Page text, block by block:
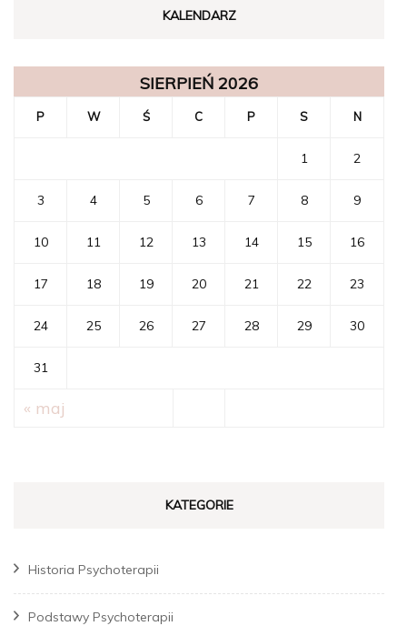
KALENDARZ
SIERPIEŃ 2026
P W Ś C P S N
1 2
3 4 5 6 7 8 9
10 11 12 13 14 15 16
17 18 19 20 21 22 23
24 25 26 27 28 29 30
31
« maj
KATEGORIE
Historia Psychoterapii
Podstawy Psychoterapii